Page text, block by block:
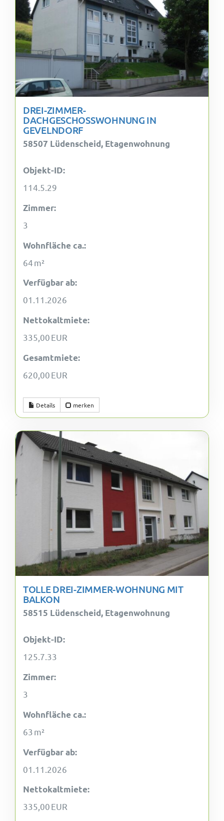
DREI-ZIMMER-
DACHGESCHOSSWOHNUNG IN
GEVELNDORF
58507 Lüdenscheid, Etagenwohnung
Objekt-ID:
114.5.29
Zimmer:
3
Wohnfläche ca.:
64 m²
Verfügbar ab:
01.11.2026
Nettokaltmiete:
335,00 EUR
Gesamtmiete:
620,00 EUR
Details merken
TOLLE DREI-ZIMMER-WOHNUNG MIT
BALKON
58515 Lüdenscheid, Etagenwohnung
Objekt-ID:
125.7.33
Zimmer:
3
Wohnfläche ca.:
63 m²
Verfügbar ab:
01.11.2026
Nettokaltmiete:
335,00 EUR